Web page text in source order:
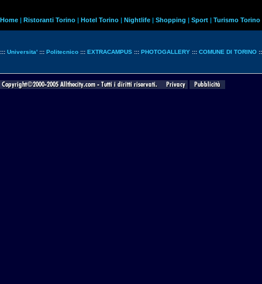
Home | Ristoranti Torino | Hotel Torino | Nightlife | Shopping | Sport | Turismo Torino
::: Universita' ::: Politecnico ::: EXTRACAMPUS ::: PHOTOGALLERY ::: COMUNE DI TORINO